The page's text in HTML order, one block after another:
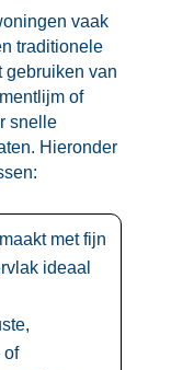
vaak
traditionele
gebruiken van
of
snelle
Hieronder
met fijn
ideaal
of